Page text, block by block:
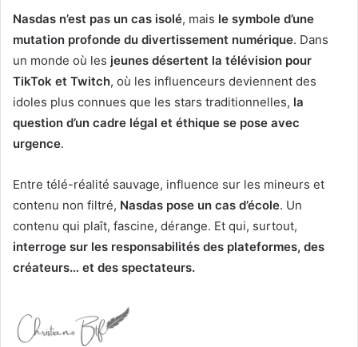
Nasdas n’est pas un cas isolé, mais le symbole d’une
mutation profonde du divertissement numérique. Dans
un monde où les jeunes désertent la télévision pour
TikTok et Twitch, où les influenceurs deviennent des
idoles plus connues que les stars traditionnelles, la
question d’un cadre légal et éthique se pose avec
urgence.
Entre télé-réalité sauvage, influence sur les mineurs et
contenu non filtré, Nasdas pose un cas d’école. Un
contenu qui plaît, fascine, dérange. Et qui, surtout,
interroge sur les responsabilités des plateformes, des
créateurs… et des spectateurs.